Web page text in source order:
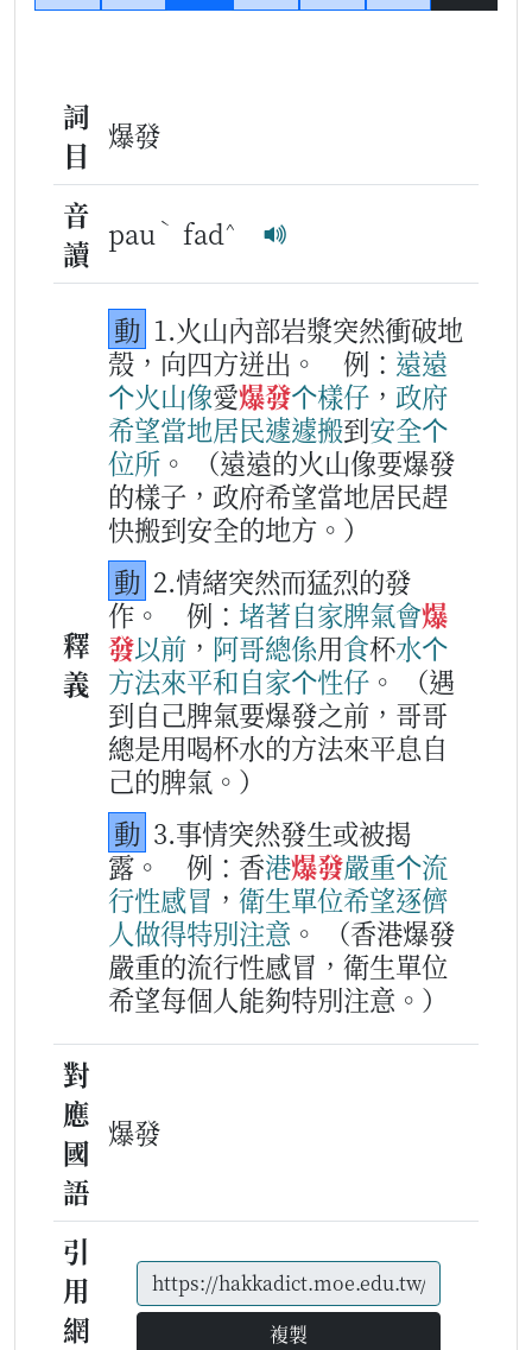
詞
目
爆發
音
讀
pau ˋ fad^
釋
義
動 1.火山內部岩漿突然衝破地
殼，向四方迸出。
例： 遠遠
个火山像愛爆發个樣仔 ， 政府
希望當地居民遽遽搬到安全个
位所 。
（遠遠的火山像要爆發
的樣子，政府希望當地居民趕
快搬到安全的地方。）
動 2.情緒突然而猛烈的發
作。
例： 堵著自家脾氣會爆
發以前 ， 阿哥總係用食杯水个
方法來平和自家个性仔 。
（遇
到自己脾氣要爆發之前，哥哥
總是用喝杯水的方法來平息自
己的脾氣。）
動 3.事情突然發生或被揭
露。
例：香港爆發嚴重个流
行性感冒 ， 衛生單位希望逐儕
人做得特別注意 。
（香港爆發
嚴重的流行性感冒，衛生單位
希望每個人能夠特別注意。）
對
應
國
語
爆發
引
用
網
複製